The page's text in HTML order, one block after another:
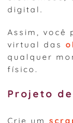
digital.
Assim, você
virtual das
qualquer
físico.
Projeto
Crie um